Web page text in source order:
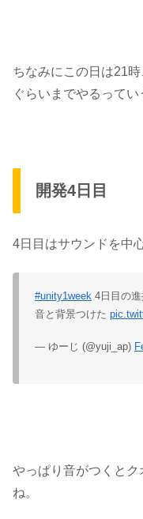
ちなみにこの日は21
ぐらいまでやるってい
開発4日目
4日目はサウンド を中
#unity1week 4日目の
音と背景つけた
— ゆーじ (@yuji_ap)
やっぱり音がつくと
ね。